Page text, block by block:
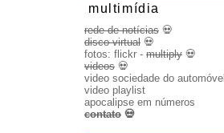
multimídia
rede de notícias 💀
disco virtual 💀
fotos: flickr - multiply 💀
videos 💀
video sociedade do automóvel
video playlist
apocalipse em números
contato 💀